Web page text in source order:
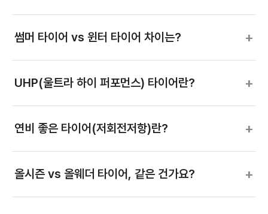
썸머 타이어 vs 윈터 타이어 차이는? +
UHP(울트라 하이 퍼포먼스) 타이어란? +
연비 좋은 타이어(저회전저항)란? +
올시즌 vs 올웨더 타이어, 같은 건가요? +